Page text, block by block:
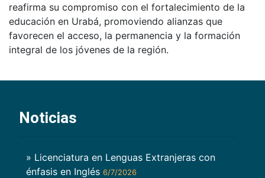
reafirma su compromiso con el fortalecimiento de la
educación en Urabá, promoviendo alianzas que
favorecen el acceso, la permanencia y la formación
integral de los jóvenes de la región.
Noticias
» Licenciatura en Lenguas Extranjeras con
énfasis en Inglés 6/7/2026